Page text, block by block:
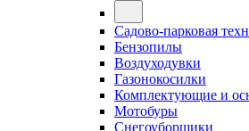
Садово-парковая
Бензопилы
Воздуходувки
Газонокосилки
Комплектующие и
Мотобуры
Снегоуборщики